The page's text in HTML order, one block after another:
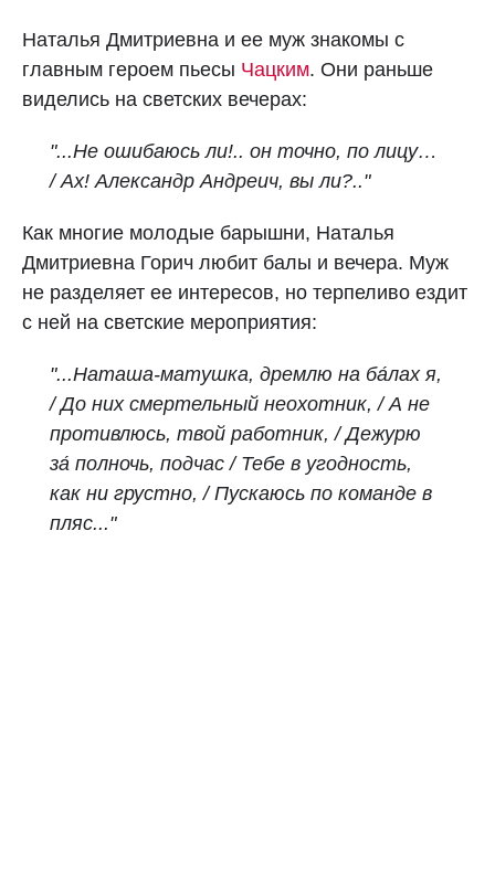
Наталья Дмитриевна и ее муж знакомы с
главным героем пьесы Чацким. Они раньше
виделись на светских вечерах:
"...Не ошибаюсь ли!.. он точно, по лицу…
/ Ах! Александр Андреич, вы ли?.."
Как многие молодые барышни, Наталья
Дмитриевна Горич любит балы и вечера. Муж
не разделяет ее интересов, но терпеливо ездит
с ней на светские мероприятия:
"...Наташа-матушка, дремлю на ба́лах я,
/ До них смертельный неохотник, / А не
противлюсь, твой работник, / Дежурю
за́ полночь, подчас / Тебе в угодность,
как ни грустно, / Пускаюсь по команде в
пляс..."